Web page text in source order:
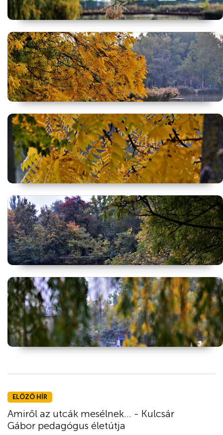
ELŐZŐ HÍR
Amiről az utcák mesélnek... - Kulcsár
Gábor pedagógus életútja